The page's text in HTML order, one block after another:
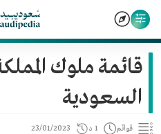
قائمة ملوك
السعودية
قوائم 1 د 23/01/2023